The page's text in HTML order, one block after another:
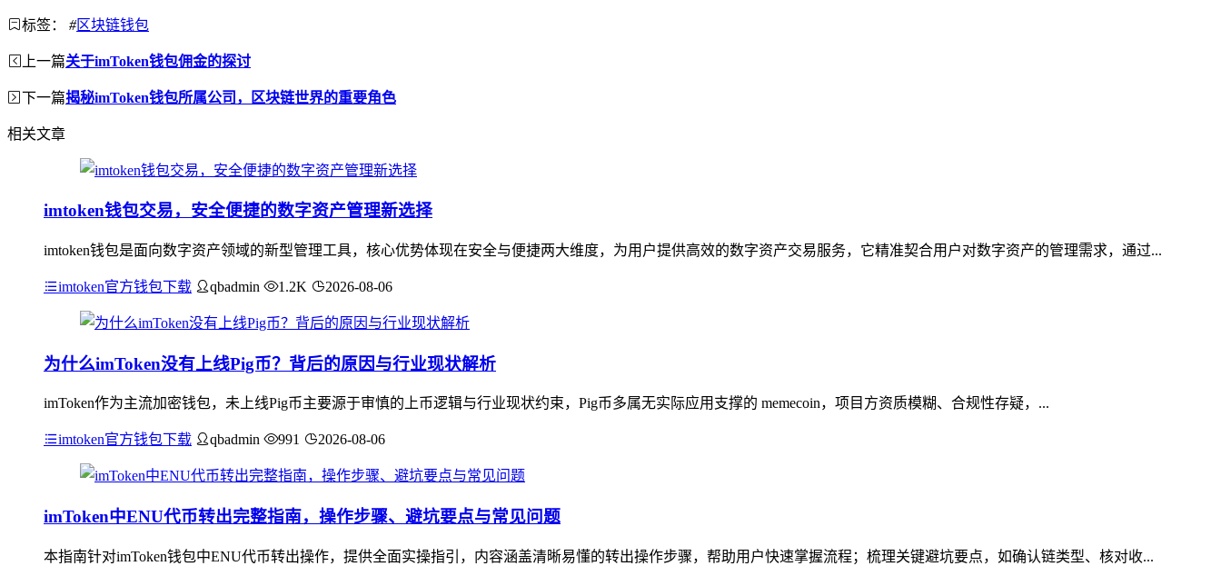
标签： #区块链钱包
上一篇关于imToken钱包佣金的探讨
下一篇揭秘imToken钱包所属公司，区块链世界的重要角色
相关文章
imtoken钱包交易，安全便捷的数字资产管理新选择
imtoken钱包是面向数字资产领域的新型管理工具，核心优势体现在安全与便捷两大维度，为用户提供高效的数字资产交易服务，它精准契合用户对数字资产的管理需求，通过...
imtoken官方钱包下载 qbadmin 1.2K 2026-08-06
为什么imToken没有上线Pig币？背后的原因与行业现状解析
imToken作为主流加密钱包，未上线Pig币主要源于审慎的上币逻辑与行业现状约束，Pig币多属无实际应用支撑的 memecoin，项目方资质模糊、合规性存疑，...
imtoken官方钱包下载 qbadmin 991 2026-08-06
imToken中ENU代币转出完整指南，操作步骤、避坑要点与常见问题
本指南针对imToken钱包中ENU代币转出操作，提供全面实操指引，内容涵盖清晰易懂的转出操作步骤，帮助用户快速掌握流程；梳理关键避坑要点，如确认链类型、核对收...